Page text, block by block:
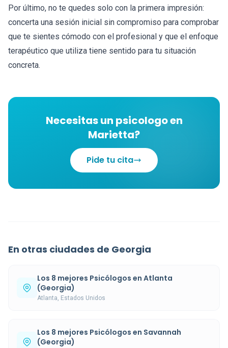
Por último, no te quedes solo con la primera impresión:
concerta una sesión inicial sin compromiso para comprobar
que te sientes cómodo con el profesional y que el enfoque
terapéutico que utiliza tiene sentido para tu situación
concreta.
Necesitas un psicologo en
Marietta?
Pide tu cita
En otras ciudades de Georgia
Los 8 mejores Psicólogos en Atlanta
(Georgia)
Atlanta, Estados Unidos
Los 8 mejores Psicólogos en Savannah
(Georgia)